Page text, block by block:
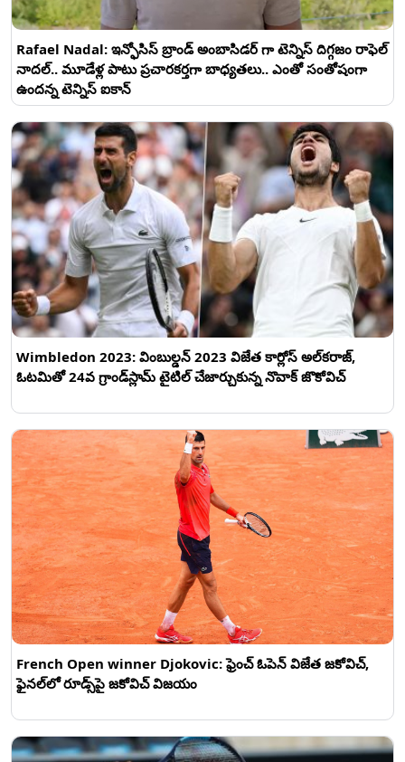
Rafael Nadal: ఇన్ఫోసిస్ బ్రాండ్ అంబాసిడర్ గా టెన్నిస్ దిగ్గజం రాఫెల్
నాదల్.. మూడేళ్ల పాటు ప్రచారకర్తగా బాధ్యతలు.. ఎంతో సంతోషంగా
ఉందన్న టెన్నిస్ ఐకాన్
Wimbledon 2023: వింబుల్డన్‌ 2023 విజేత కార్లోస్‌ అల్‌కరాజ్‌,
ఓటమితో 24వ గ్రాండ్‌స్లామ్‌ టైటిల్ చేజార్చుకున్న నొవాక్‌ జొకోవిచ్‌
French Open winner Djokovic: ఫ్రెంచ్ ఓపెన్‌ విజేత జకోవిచ్‌,
ఫైనల్‌లో రూడ్స్‌పై జకోవిచ్ విజయం